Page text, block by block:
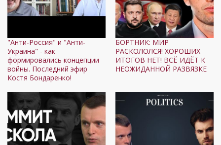
"Анти-Россия" и "Анти-
Украина" - как
формировались концепции
войны. Последний эфир
Костя Бондаренко!
БОРТНИК: МИР
РАСКОЛОЛСЯ! ХОРОШИХ
ИТОГОВ НЕТ! ВСЁ ИДЁТ К
НЕОЖИДАННОЙ РАЗВЯЗКЕ